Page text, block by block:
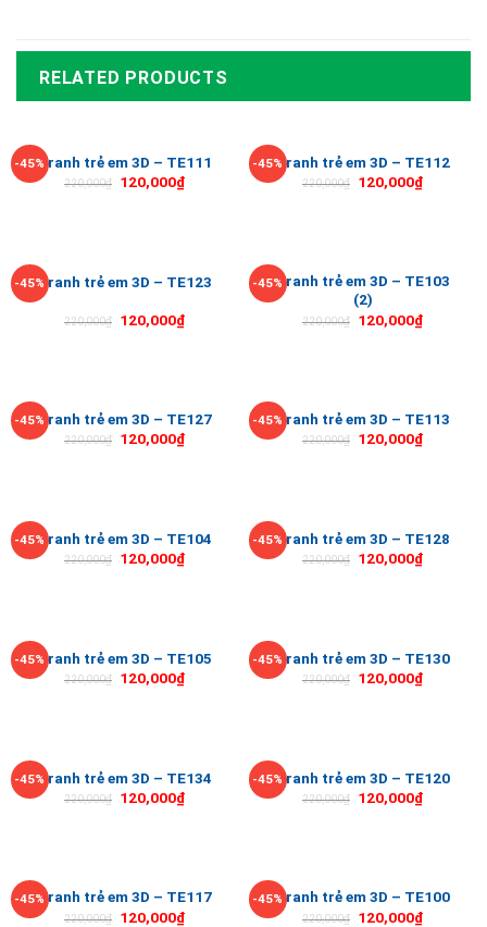
RELATED PRODUCTS
-45%Tranh trẻ em 3D – TE111
220,000₫ 120,000₫
-45%Tranh trẻ em 3D – TE112
220,000₫ 120,000₫
-45%Tranh trẻ em 3D – TE123
220,000₫ 120,000₫
-45%Tranh trẻ em 3D – TE103
(2)
220,000₫ 120,000₫
-45%Tranh trẻ em 3D – TE127
220,000₫ 120,000₫
-45%Tranh trẻ em 3D – TE113
220,000₫ 120,000₫
-45%Tranh trẻ em 3D – TE104
220,000₫ 120,000₫
-45%Tranh trẻ em 3D – TE128
220,000₫ 120,000₫
-45%Tranh trẻ em 3D – TE105
220,000₫ 120,000₫
-45%Tranh trẻ em 3D – TE130
220,000₫ 120,000₫
-45%Tranh trẻ em 3D – TE134
220,000₫ 120,000₫
-45%Tranh trẻ em 3D – TE120
220,000₫ 120,000₫
-45%Tranh trẻ em 3D – TE117
220,000₫ 120,000₫
-45%Tranh trẻ em 3D – TE100
220,000₫ 120,000₫